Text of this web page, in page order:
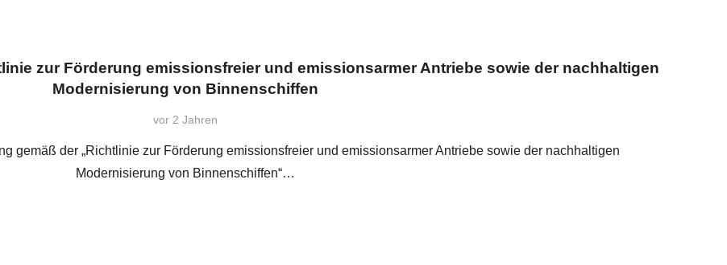
zur Förderung emissionsfreier und emissionsarmer Antriebe sowie der nachhaltigen
Modernisierung von Binnenschiffen
vor 2 Jahren
gemäß der „Richtlinie zur Förderung emissionsfreier und emissionsarmer Antriebe sowie der nachhaltigen
Modernisierung von Binnenschiffen“…